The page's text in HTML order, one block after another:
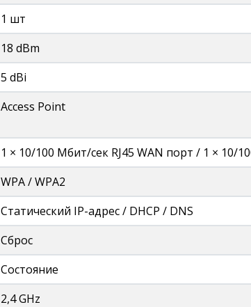
1 шт
18 dBm
5 dBi
Access Point
1 × 10/100 Мбит/сек RJ45 WAN порт / 1 × 10/
WPA / WPA2
Cтатический IP-адрес / DHCP / DNS
Сброс
Состояние
2,4 GHz